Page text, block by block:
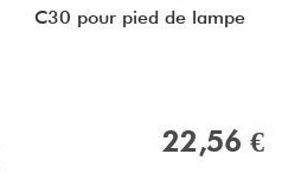
C30 pour pied de lampe
22,56 €